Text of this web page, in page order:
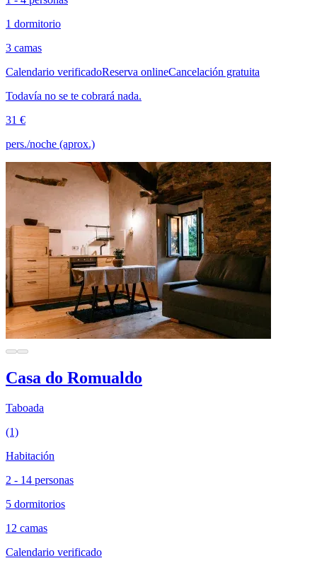
1 dormitorio
3 camas
Calendario verificadoReserva onlineCancelación gratuita
Todavía no se te cobrará nada.
31 €
pers./noche (aprox.)
Casa do Romualdo
Taboada
(1)
Habitación
2 - 14 personas
5 dormitorios
12 camas
Calendario verificado